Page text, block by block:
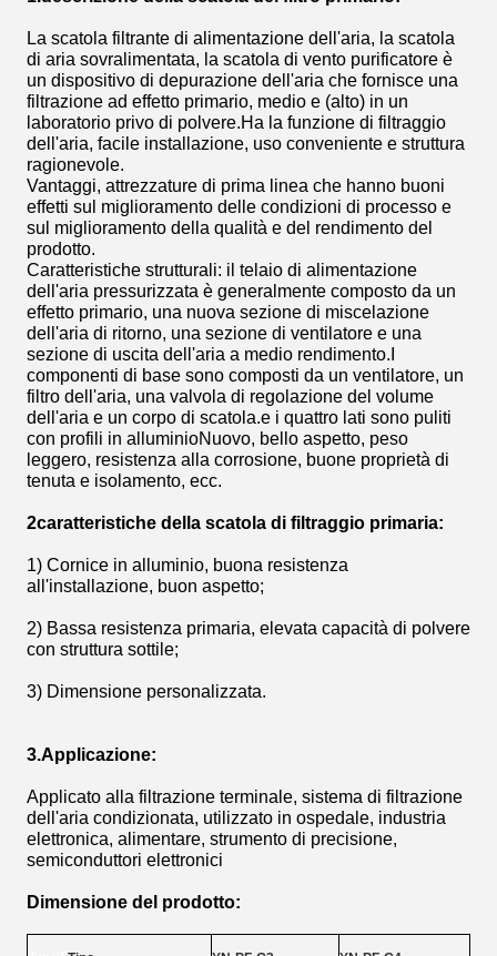
La scatola filtrante di alimentazione dell'aria, la scatola
di aria sovralimentata, la scatola di vento purificatore è
un dispositivo di depurazione dell'aria che fornisce una
filtrazione ad effetto primario, medio e (alto) in un
laboratorio privo di polvere.Ha la funzione di filtraggio
dell'aria, facile installazione, uso conveniente e struttura
ragionevole.
Vantaggi, attrezzature di prima linea che hanno buoni
effetti sul miglioramento delle condizioni di processo e
sul miglioramento della qualità e del rendimento del
prodotto.
Caratteristiche strutturali: il telaio di alimentazione
dell'aria pressurizzata è generalmente composto da un
effetto primario, una nuova sezione di miscelazione
dell'aria di ritorno, una sezione di ventilatore e una
sezione di uscita dell'aria a medio rendimento.I
componenti di base sono composti da un ventilatore, un
filtro dell'aria, una valvola di regolazione del volume
dell'aria e un corpo di scatola.e i quattro lati sono puliti
con profili in alluminioNuovo, bello aspetto, peso
leggero, resistenza alla corrosione, buone proprietà di
tenuta e isolamento, ecc.
2caratteristiche della scatola di filtraggio primaria:
1) Cornice in alluminio, buona resistenza
all'installazione, buon aspetto;
2) Bassa resistenza primaria, elevata capacità di polvere
con struttura sottile;
3) Dimensione personalizzata.
3.Applicazione:
Applicato alla filtrazione terminale, sistema di filtrazione
dell'aria condizionata, utilizzato in ospedale, industria
elettronica, alimentare, strumento di precisione,
semiconduttori elettronici
Dimensione del prodotto: